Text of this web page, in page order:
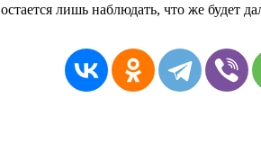
лишь наблюдать, что же будет